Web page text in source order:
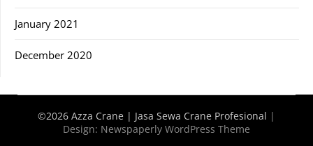
January 2021
December 2020
©2026 Azza Crane | Jasa Sewa Crane Profesional |
Design: Newspaperly WordPress Theme